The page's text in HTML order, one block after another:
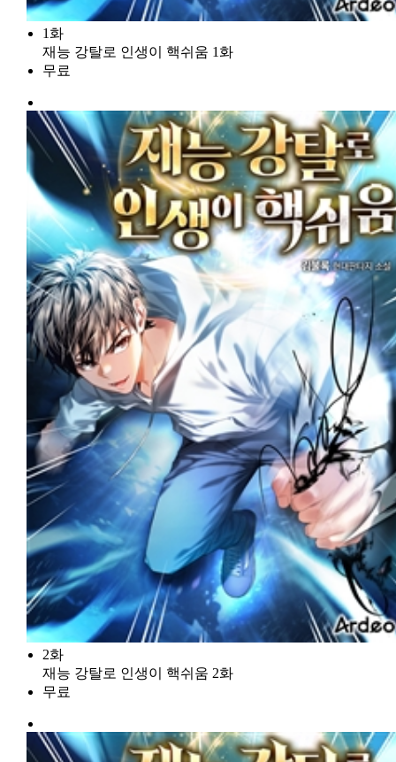
1화
재능 강탈로 인생이 핵쉬움 1화
무료
2화
재능 강탈로 인생이 핵쉬움 2화
무료